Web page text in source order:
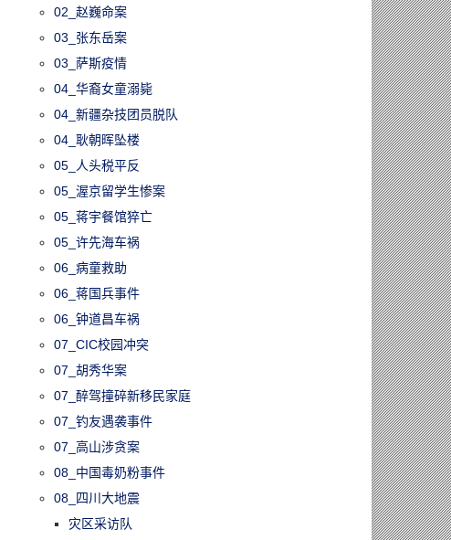
02_赵巍命案
03_张东岳案
03_萨斯疫情
04_华裔女童溺毙
04_新疆杂技团员脱队
04_耿朝晖坠楼
05_人头税平反
05_渥京留学生惨案
05_蒋宇餐馆猝亡
05_许先海车祸
06_病童救助
06_蒋国兵事件
06_钟道昌车祸
07_CIC校园冲突
07_胡秀华案
07_醉驾撞碎新移民家庭
07_钓友遇袭事件
07_高山涉贪案
08_中国毒奶粉事件
08_四川大地震
灾区采访队